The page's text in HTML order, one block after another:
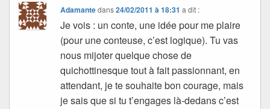
Adamantedans24/02/2011 à 18:31 a dit :
Je vois : un conte, une idée pour me plaire
(pour une conteuse, c’est logique). Tu vas
nous mijoter quelque chose de
quichottinesque tout à fait passionnant, en
attendant, je te souhaite bon courage, mais
je sais que si tu t’engages là-dedans c’est